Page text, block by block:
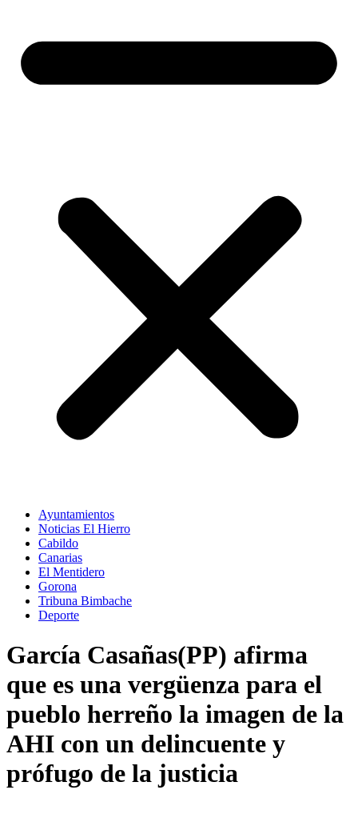
Ayuntamientos
Noticias El Hierro
Cabildo
Canarias
El Mentidero
Gorona
Tribuna Bimbache
Deporte
García Casañas(PP) afirma
que es una vergüenza para el
pueblo herreño la imagen de la
AHI con un delincuente y
prófugo de la justicia